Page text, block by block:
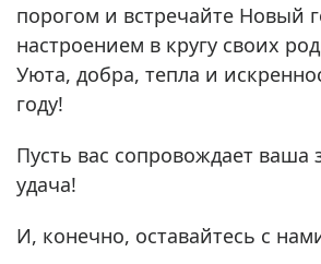
порогом и встречайте Новый
настроением в кругу своих
Уюта, добра, тепла и
году!
Пусть вас сопровождает ваша
удача!
И, конечно, оставайтесь с